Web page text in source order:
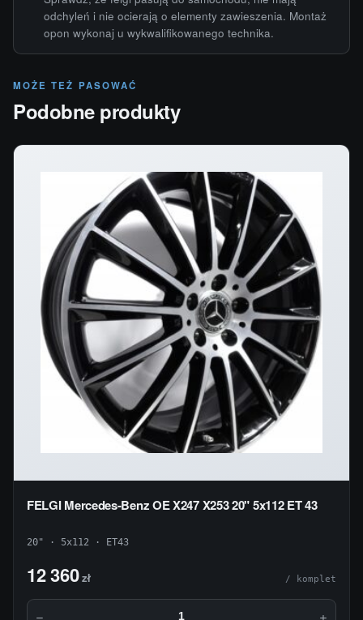
odchyleń i nie ocierają o elementy zawieszenia. Montaż
opon wykonaj u wykwalifikowanego technika.
MOŻE TEŻ PASOWAĆ
Podobne produkty
FELGI Mercedes-Benz OE X247 X253 20" 5x112 ET 43
20" · 5x112 · ET43
12 360zł / komplet
− +